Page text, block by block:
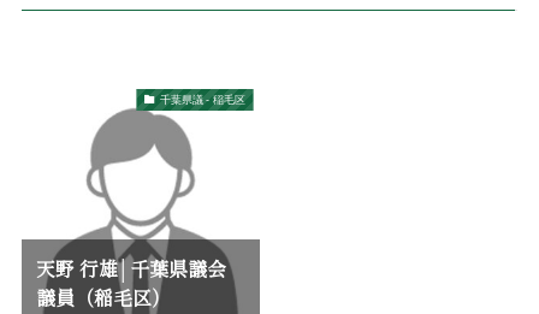
千葉県議 - 稲毛区
天野 行雄│千葉県議会
議員（稲毛区）